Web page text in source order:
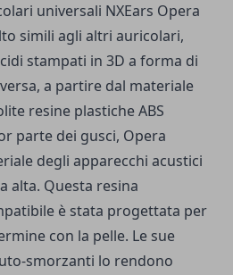
universali NXEars Opera
simili agli altri auricolari,
stampati in 3D a forma di
a partire dal materiale
resine plastiche ABS
parte dei gusci, Opera
degli apparecchi acustici
alta. Questa resina
è stata progettata per
con la pelle. Le sue
smorzanti lo rendono